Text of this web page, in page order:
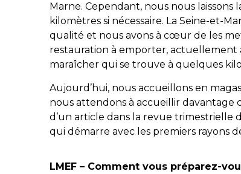
Marne. Cependant, nous nous
kilomètres si nécessaire. La Seine-et-
qualité et nous avons à cœur de les
restauration à emporter, actuellement
maraîcher qui se trouve à quelques
Aujourd’hui, nous accueillons en
nous attendons à accueillir davantage
d’un article dans la revue trimestrielle
qui démarre avec les premiers rayons
LMEF – Comment vous préparez-